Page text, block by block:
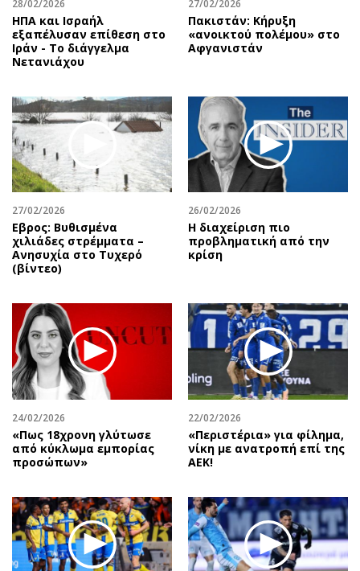
28/02/2026
ΗΠΑ και Ισραήλ
εξαπέλυσαν επίθεση στο
Ιράν - Το διάγγελμα
Νετανιάχου
27/02/2026
Πακιστάν: Κήρυξη
«ανοικτού πολέμου» στο
Αφγανιστάν
27/02/2026
Εβρος: Βυθισμένα
χιλιάδες στρέμματα –
Ανησυχία στο Τυχερό
(βίντεο)
26/02/2026
Η διαχείριση πιο
προβληματική από την
κρίση
24/02/2026
«Πως 18χρονη γλύτωσε
από κύκλωμα εμπορίας
προσώπων»
22/02/2026
«Περιστέρια» για φίλημα,
νίκη με ανατροπή επί της
ΑΕΚ!